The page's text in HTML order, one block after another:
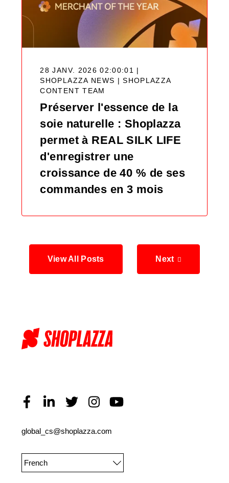
28 JANV. 2026 02:00:01 |
SHOPLAZZA NEWS |SHOPLAZZA
CONTENT TEAM
Préserver l'essence de la
soie naturelle : Shoplazza
permet à REAL SILK LIFE
d'enregistrer une
croissance de 40 % de ses
commandes en 3 mois
View All Posts Next
global_cs@shoplazza.com
French